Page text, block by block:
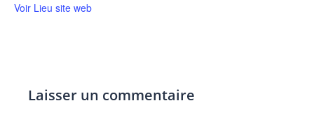
Voir Lieu site web
Laisser un commentaire